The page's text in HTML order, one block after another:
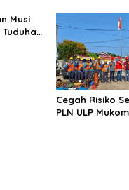
Tidak
Jalur Keluar
Tanpa
Kepabeanan,
Berinisial WL
Cukai Diminta
Dugaan
Kawasan
Musi
Cegah Risiko
PLN ULP